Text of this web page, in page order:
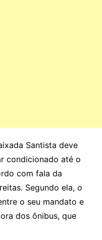
Santista deve
condicionado até o
com fala da
Segundo ela, o
o seu mandato e
dos ônibus, que